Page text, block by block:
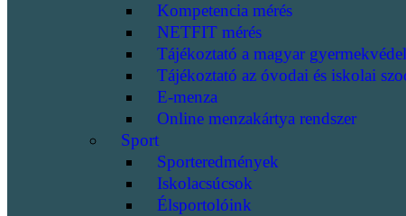
Kompetencia mérés
NETFIT mérés
Tájékoztató a magyar
Tájékoztató az óvodai és iskolai
E-menza
Online menzakártya rendszer
Sport
Sporteredmények
Iskolacsúcsok
Élsportolóink